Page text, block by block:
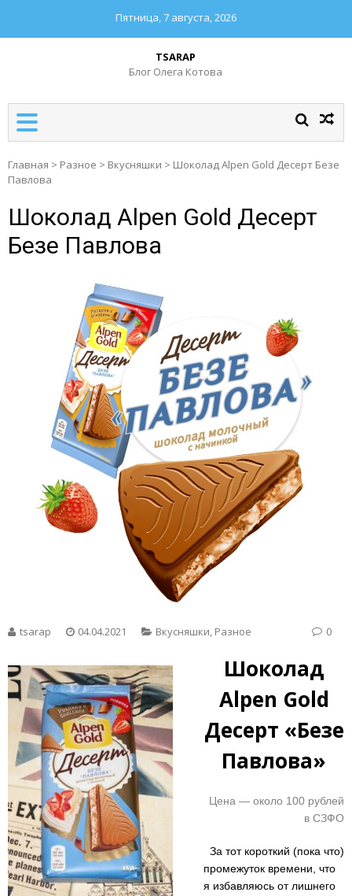
Пятница, 7 августа, 2026
TSARAP
Блог Олега Котова
Главная > Разное > Вкусняшки > Шоколад Alpen Gold Десерт Безе
Павлова
Шоколад Alpen Gold Десерт
Безе Павлова
tsarap 04.04.2021 Вкусняшки, Разное 0
Шоколад
Alpen Gold
Десерт «Безе
Павлова»
Цена — около 100 рублей
в СЗФО
За тот короткий (пока что)
промежуток времени, что
я избавляюсь от лишнего